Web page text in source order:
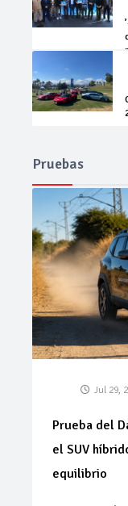
Pruebas
Jul 29,
Prueba del
el SUV
equilibrio